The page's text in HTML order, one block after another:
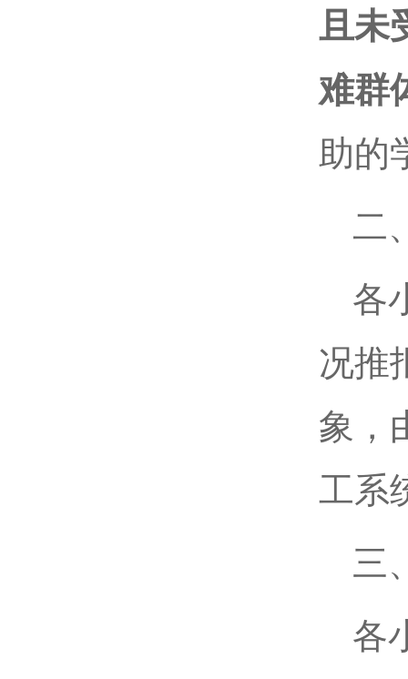
且未
难群
助的
二
各
况推
象，
工系
三
各